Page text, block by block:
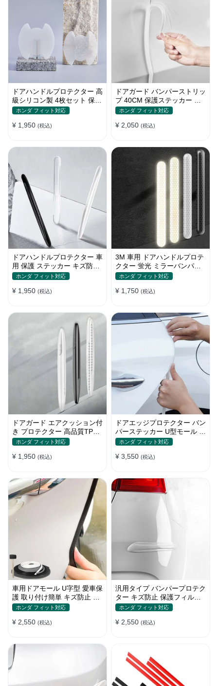
ドアハンドルプロテクター 高
級シリコン製 4枚セット 保護
フィルム キズ防止 全車種
ホンダ フィット対応
¥ 1,950 (税込)
ドアガード バンパーストリッ
プ 40CM 保護ステッカー キ
ズ防止 プロテクターシール
ホンダ フィット対応
¥ 2,050 (税込)
ドアハンドルプロテクター 車
用 保護 ステッカー キズ防止
高品質TPU製 4枚セット
ホンダ フィット対応
¥ 1,950 (税込)
3M 車用 ドアハンドルプロテ
クター 蛍光 ミラーバンパー
反射ステッカー 保護フィルム
ホンダ フィット対応
¥ 1,750 (税込)
ドアガード エアクッション付
き プロテクター 高品質TPU
製 キズ防止 取り付け簡単
ホンダ フィット対応
¥ 1,950 (税込)
ドアエッジプロテクター バン
パーステッカー U型モール キ
ズ防止 取り付け簡単 騒音低
ホンダ フィット対応
¥ 3,550 (税込)
車用ドアモール U字型 愛車保
護 取り付け簡単 キズ防止 騒
音低減 5m バンパーストリッ
ホンダ フィット対応
¥ 2,550 (税込)
汎用タイプ バンパープロテク
ター キズ防止 保護フィルム
取り付け簡単 フィット感抜群
ホンダ フィット対応
¥ 2,550 (税込)